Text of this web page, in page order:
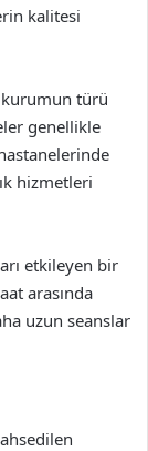
kalitesi
kurumun türü
genellikle
hizmetleri
etkileyen bir
arasında
uzun seanslar